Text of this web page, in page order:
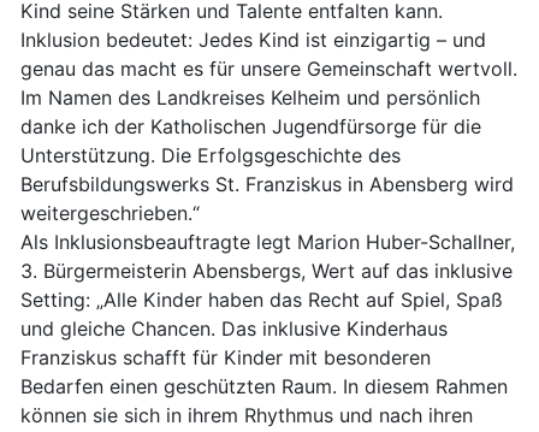
Kind seine Stärken und Talente entfalten kann.
Inklusion bedeutet: Jedes Kind ist einzigartig – und
genau das macht es für unsere Gemeinschaft wertvoll.
Im Namen des Landkreises Kelheim und persönlich
danke ich der Katholischen Jugendfürsorge für die
Unterstützung. Die Erfolgsgeschichte des
Berufsbildungswerks St. Franziskus in Abensberg wird
weitergeschrieben.“
Als Inklusionsbeauftragte legt Marion Huber-Schallner,
3. Bürgermeisterin Abensbergs, Wert auf das inklusive
Setting: „Alle Kinder haben das Recht auf Spiel, Spaß
und gleiche Chancen. Das inklusive Kinderhaus
Franziskus schafft für Kinder mit besonderen
Bedarfen einen geschützten Raum. In diesem Rahmen
können sie sich in ihrem Rhythmus und nach ihren